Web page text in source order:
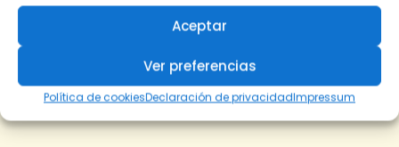
Aceptar
Ver preferencias
Política de cookiesDeclaración de privacidadImpressum